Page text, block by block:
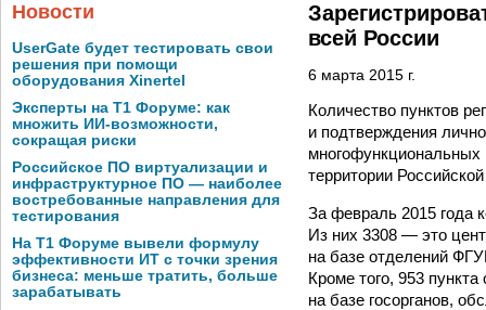
Новости
UserGate будет тестировать свои
решения при помощи
оборудования Xinertel
Эксперты на Т1 Форуме: как
множить ИИ-возможности,
сокращая риски
Российское ПО виртуализации и
инфраструктурное ПО — наиболее
востребованные направления для
тестирования
На Т1 Форуме вывели формулу
эффективности ИТ с точки зрения
бизнеса: меньше тратить, больше
зарабатывать
всей России
6 марта 2015 г.
Количество пунктов
и подтверждения
территории
За февраль 2015 года
Из них 3308 — это
на базе отделений
Кроме того, 953
на базе госорганов,